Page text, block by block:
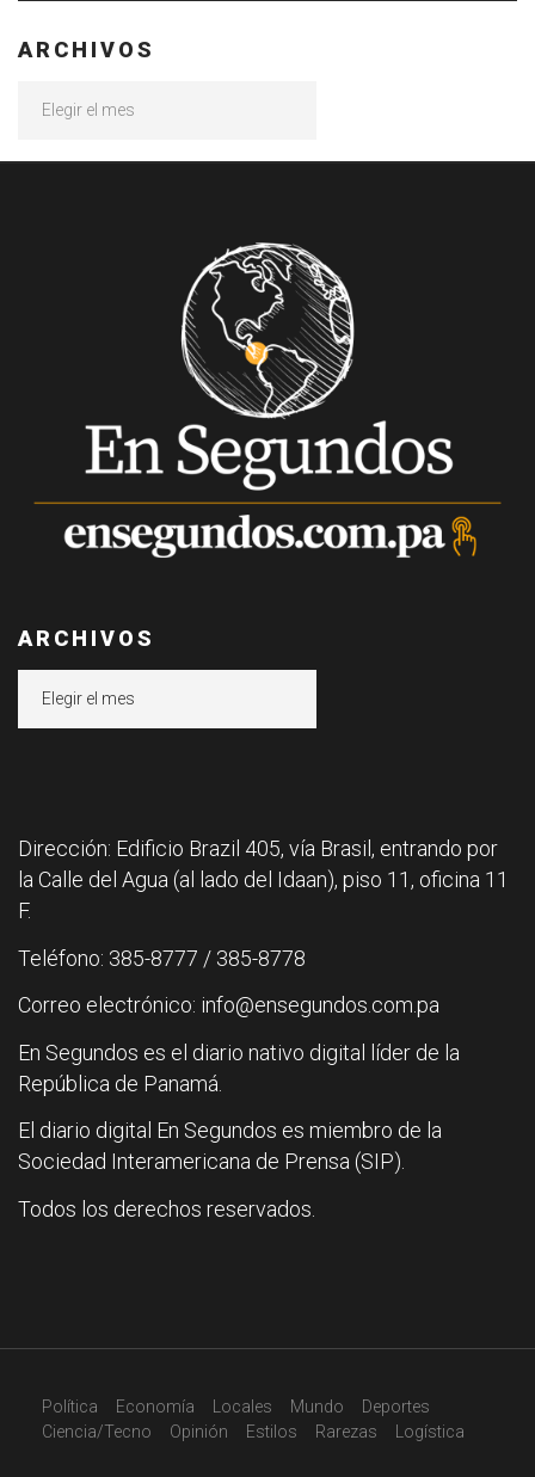
ARCHIVOS
ARCHIVOS
Dirección: Edificio Brazil 405, vía Brasil, entrando por
la Calle del Agua (al lado del Idaan), piso 11, oficina 11
F.
Teléfono: 385-8777 / 385-8778
Correo electrónico: info@ensegundos.com.pa
En Segundos es el diario nativo digital líder de la
República de Panamá.
El diario digital En Segundos es miembro de la
Sociedad Interamericana de Prensa (SIP).
Todos los derechos reservados.
Política Economía Locales Mundo
Deportes
Ciencia/Tecno
Opinión Estilos Rarezas Logística